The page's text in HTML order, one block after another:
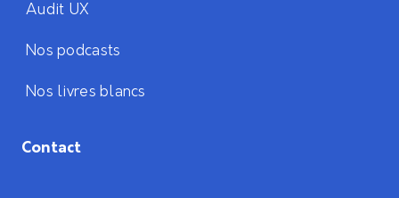
Audit UX
Nos podcasts
Nos livres blancs
Contact